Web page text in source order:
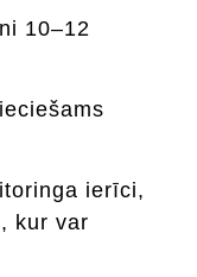
10–12
ierīci,
kur var